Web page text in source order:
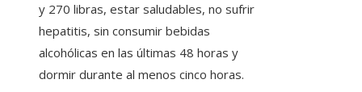
y 270 libras, estar saludables, no sufrir
hepatitis, sin consumir bebidas
alcohólicas en las últimas 48 horas y
dormir durante al menos cinco horas.